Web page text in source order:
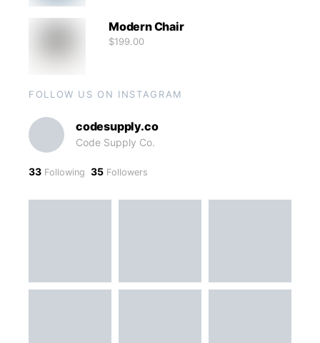
Modern Chair
$199.00
FOLLOW US ON INSTAGRAM
codesupply.co
Code Supply Co.
33 Following 35 Followers